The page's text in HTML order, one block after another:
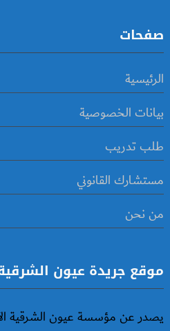
صفحات
الرئيسية
بيانات الخصوصية
طلب تدريب
مستشارك القانوني
من نحن
موقع جريدة عيون
يصدر عن مؤسسة عيون الشرقية